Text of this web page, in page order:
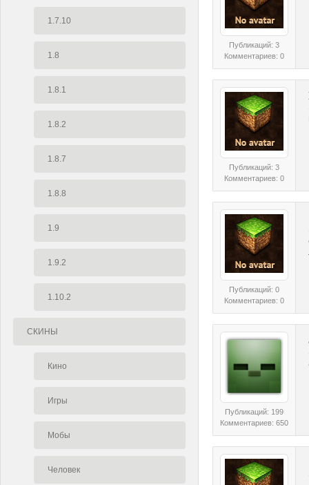
1.7.10
1.8
1.8.1
1.8.2
1.8.7
1.8.8
1.9
1.9.2
1.10.2
СКИНЫ
Кино
Игры
Мобы
Человек
Публикаций: 3
Комментариев: 0
Публикаций: 3
Комментариев: 0
Публикаций: 0
Комментариев: 0
Публикаций: 199
Комментариев: 650